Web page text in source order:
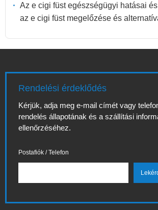
Az e cigi füst egészségügyi hatásai
az e cigi füst megelőzése és
Rendelési érdeklődés
Kérjük, adja meg e-mail címét vagy
rendelés állapotának és a szállítási
ellenőrzéséhez.
Postafiók / Telefon